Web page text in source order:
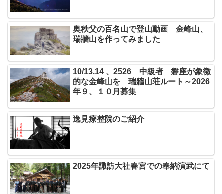
奥秩父の百名山で登山動画 金峰山、
瑞牆山を作ってみました
10/13.14 、2526 中級者 磐座が象徴
的な金峰山を 瑞牆山荘ルート～2026
年９、１０月募集
逸見療整院のご紹介
2025年諏訪大社春宮での奉納演武にて